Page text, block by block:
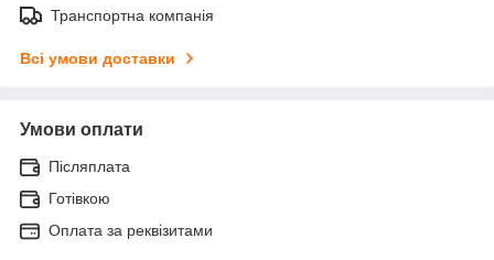
Транспортна компанія
Всі умови доставки
Умови оплати
Післяплата
Готівкою
Оплата за реквізитами